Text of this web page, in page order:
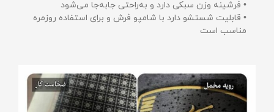
• فرشینه وزن سبکی دارد و به‌راحتی جابه‌جا می‌شود
• قابلیت شستشو دارد با شامپو فرش و برای استفاده روزمره
مناسب است